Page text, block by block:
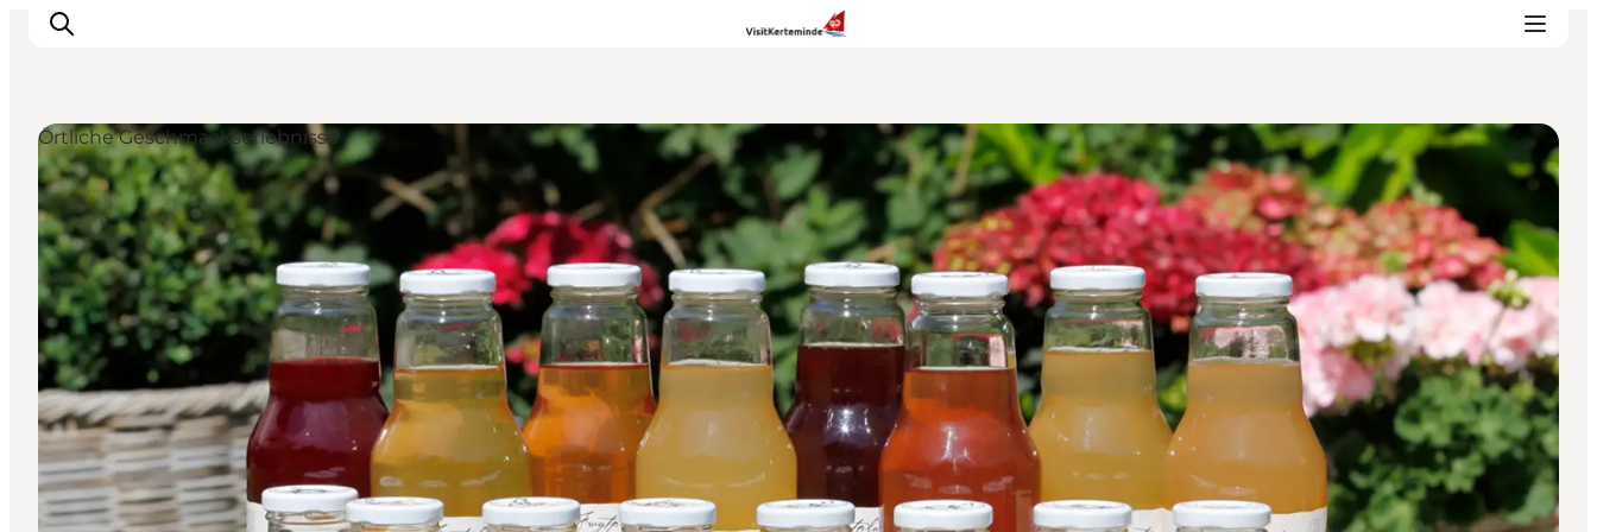
Sehenswürdigkeiten
Aktivitäten
Essen und trinken
Unterkünfte
Reiseplanung
Veranstaltungen
Örtliche Geschmackserlebnisse